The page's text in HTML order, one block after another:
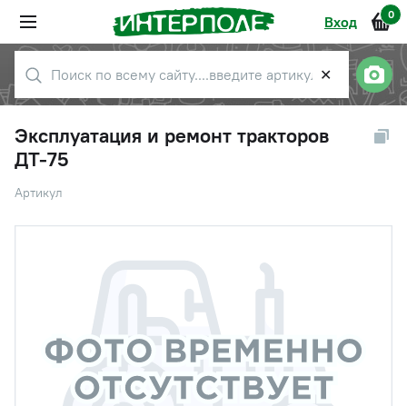
Вход 0
✕
Эксплуатация и ремонт тракторов
ДТ-75
Артикул